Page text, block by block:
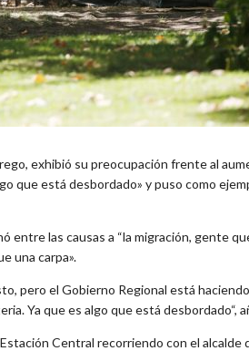
exhibió su preocupación frente al
que está desbordado» y puso como
entre las causas a “la migración, gente
una carpa».
pero el Gobierno Regional está
Ya que es algo que está desbordado“,
Central recorriendo con el alcalde